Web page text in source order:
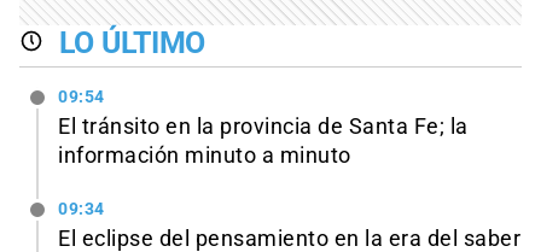
LO ÚLTIMO
09:54
El tránsito en la provincia de Santa Fe; la
información minuto a minuto
09:34
El eclipse del pensamiento en la era del saber